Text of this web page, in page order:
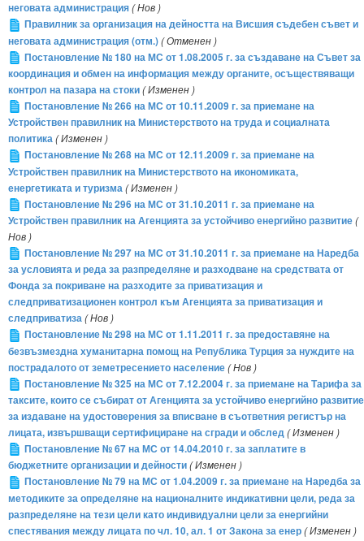
неговата администрация( Нов )
Правилник за организация на дейността на Висшия съдебен съвет и
неговата администрация (отм.)( Отменен )
Постановление № 180 на МС от 1.08.2005 г. за създаване на Съвет за
координация и обмен на информация между органите, осъществяващи
контрол на пазара на стоки( Изменен )
Постановление № 266 на МС от 10.11.2009 г. за приемане на
Устройствен правилник на Министерството на труда и социалната
политика( Изменен )
Постановление № 268 на МС от 12.11.2009 г. за приемане на
Устройствен правилник на Министерството на икономиката,
енергетиката и туризма( Изменен )
Постановление № 296 на МС от 31.10.2011 г. за приемане на
Устройствен правилник на Агенцията за устойчиво енергийно развитие(
Нов )
Постановление № 297 на МС от 31.10.2011 г. за приемане на Наредба
за условията и реда за разпределяне и разходване на средствата от
Фонда за покриване на разходите за приватизация и
следприватизационен контрол към Агенцията за приватизация и
следприватиза( Нов )
Постановление № 298 на МС от 1.11.2011 г. за предоставяне на
безвъзмездна хуманитарна помощ на Република Турция за нуждите на
пострадалото от земетресението население( Нов )
Постановление № 325 на МС от 7.12.2004 г. за приемане на Тарифа за
таксите, които се събират от Агенцията за устойчиво енергийно развитие
за издаване на удостоверения за вписване в съответния регистър на
лицата, извършващи сертифициране на сгради и обслед( Изменен )
Постановление № 67 на МС от 14.04.2010 г. за заплатите в
бюджетните организации и дейности( Изменен )
Постановление № 79 на МС от 1.04.2009 г. за приемане на Наредба за
методиките за определяне на националните индикативни цели, реда за
разпределяне на тези цели като индивидуални цели за енергийни
спестявания между лицата по чл. 10, ал. 1 от Закона за енер( Изменен )